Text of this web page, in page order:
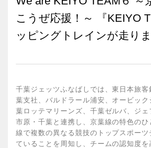
こうぜ応援！～ 『KEIYO
ッピングトレインが走りま
千葉ジェッツふなばしでは、東日本旅
葉支社、バルドラール浦安、オービッ
葉ロッテマリーンズ、千葉ゼルバ、ジェ
市原・千葉と連携し、京葉線の特色の
線で複数の異なる競技のトップスポーツ
ていることを周知し、チームの認知度を